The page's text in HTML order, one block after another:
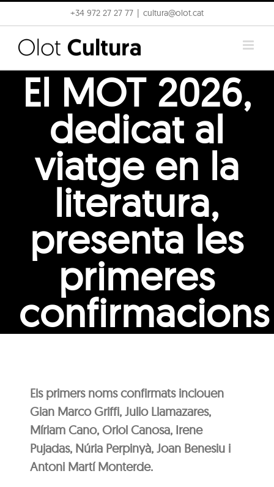
to
content
+34 972 27 27 77 cultura@olot.cat
El MOT 2026,
dedicat al
viatge en la
literatura,
presenta les
primeres
confirmacions
Els primers noms confirmats inclouen
Gian Marco Griffi, Julio Llamazares,
Míriam Cano, Oriol Canosa, Irene
Pujadas, Núria Perpinyà, Joan Benesiu i
Antoni Martí Monterde.